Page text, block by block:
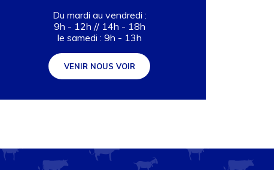
Du mardi au vendredi :
9h - 12h // 14h - 18h
le samedi : 9h - 13h
VENIR NOUS VOIR